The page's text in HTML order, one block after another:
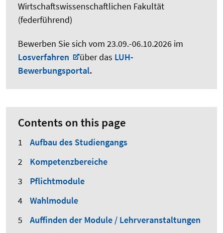
Wirtschaftswissenschaftlichen Fakultät
(federführend)
Bewerben Sie sich vom 23.09.-06.10.2026 im
Losverfahren
über das LUH-
Bewerbungsportal.
Contents on this page
Aufbau des Studiengangs
Kompetenzbereiche
Pflichtmodule
Wahlmodule
Auffinden der Module / Lehrveranstaltungen